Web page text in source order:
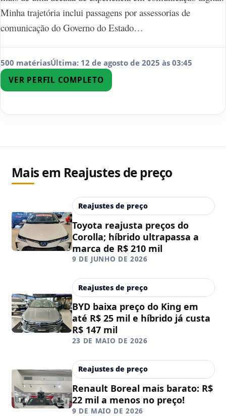
Minha trajetória inclui passagens por assessorias de
comunicação do Governo do Estado…
500 matériasÚltima: 12 de agosto de 2025 às 03:45
VER PERFIL COMPLETO
Mais em Reajustes de preço
Reajustes de preço
Toyota reajusta preços do
Corolla; híbrido ultrapassa a
marca de R$ 210 mil
9 DE JUNHO DE 2026
Reajustes de preço
BYD baixa preço do King em
até R$ 25 mil e híbrido já custa
R$ 147 mil
23 DE MAIO DE 2026
Reajustes de preço
Renault Boreal mais barato: R$
22 mil a menos no preço!
9 DE MAIO DE 2026